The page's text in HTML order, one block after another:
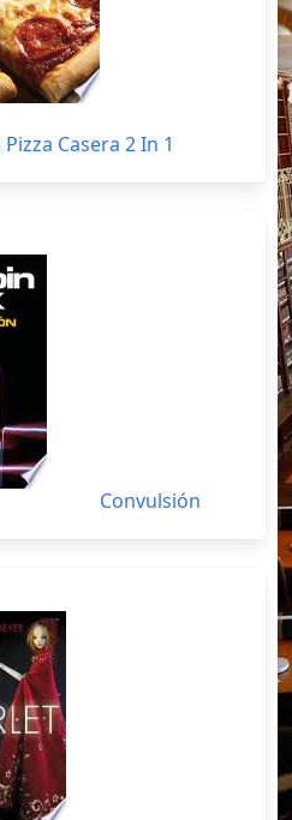
Casera 2 In 1
Convulsión